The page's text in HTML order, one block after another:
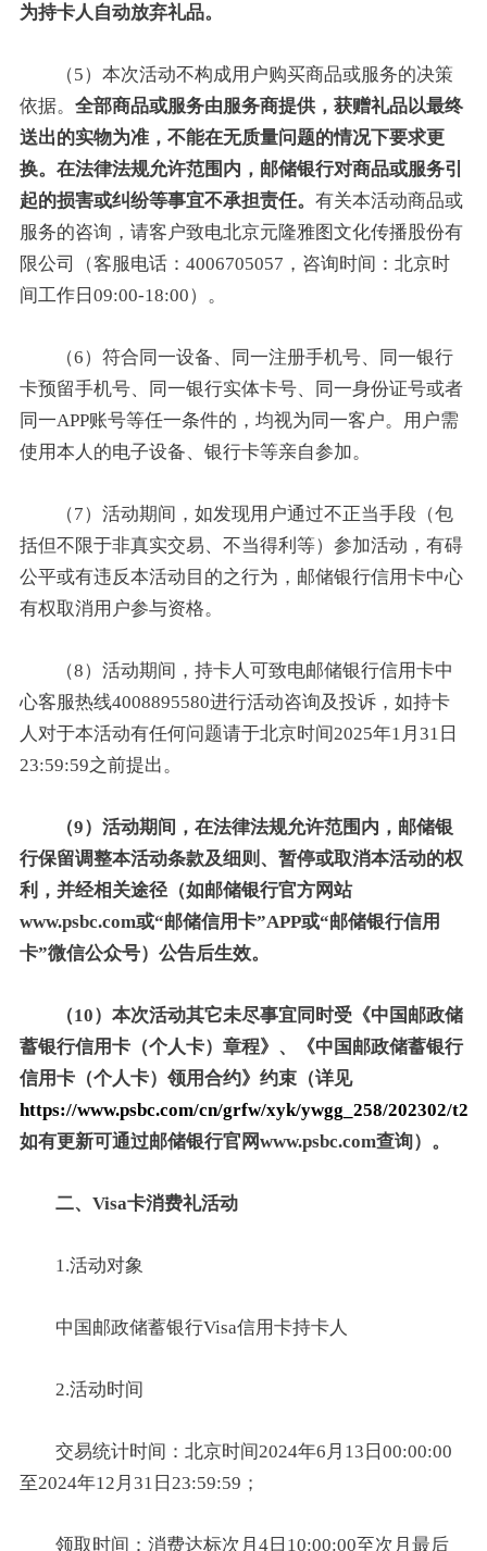
为持卡人自动放弃礼品。
（5）本次活动不构成用户购买商品或服务的决策
依据。 全部商品或服务由服务商提供，获赠礼品以最终
送出的实物为准，不能在无质量问题的情况下要求更
换。在法律法规允许范围内，邮储银行对商品或服务引
起的损害或纠纷等事宜不承担责任。 有关本活动商品或
服务的咨询，请客户致电北京元隆雅图文化传播股份有
限公司（客服电话：4006705057，咨询时间：北京时
间工作日09:00-18:00）。
（6）符合同一设备、同一注册手机号、同一银行
卡预留手机号、同一银行实体卡号、同一身份证号或者
同一APP账号等任一条件的，均视为同一客户。用户需
使用本人的电子设备、银行卡等亲自参加。
（7）活动期间，如发现用户通过不正当手段（包
括但不限于非真实交易、不当得利等）参加活动，有碍
公平或有违反本活动目的之行为，邮储银行信用卡中心
有权取消用户参与资格。
（8）活动期间，持卡人可致电邮储银行信用卡中
心客服热线4008895580进行活动咨询及投诉，如持卡
人对于本活动有任何问题请于北京时间2025年1月31日
23:59:59之前提出。
（9）活动期间，在法律法规允许范围内，邮储银
行保留调整本活动条款及细则、暂停或取消本活动的权
利，并经相关途径（如邮储银行官方网站
www.psbc.com或“邮储信用卡”APP或“邮储银行信用
卡”微信公众号）公告后生效。
（10）本次活动其它未尽事宜同时受《中国邮政储
蓄银行信用卡（个人卡）章程》、《中国邮政储蓄银行
信用卡（个人卡）领用合约》约束（详见
https://www.psbc.com/cn/grfw/xyk/ywgg_258/202302/
如有更新可通过邮储银行官网www.psbc.com查询）。
二、Visa卡消费礼活动
1.活动对象
中国邮政储蓄银行Visa信用卡持卡人
2.活动时间
交易统计时间：北京时间2024年6月13日00:00:00
至2024年12月31日23:59:59；
领取时间：消费达标次月4日10:00:00至次月最后